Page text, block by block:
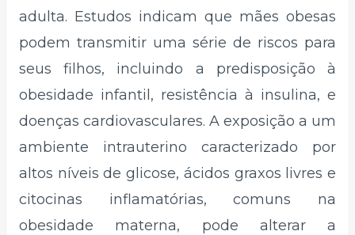
adulta. Estudos indicam que mães obesas
podem transmitir uma série de riscos para
seus filhos, incluindo a predisposição à
obesidade infantil, resistência à insulina, e
doenças cardiovasculares. A exposição a um
ambiente intrauterino caracterizado por
altos níveis de glicose, ácidos graxos livres e
citocinas inflamatórias, comuns na
obesidade materna, pode alterar a